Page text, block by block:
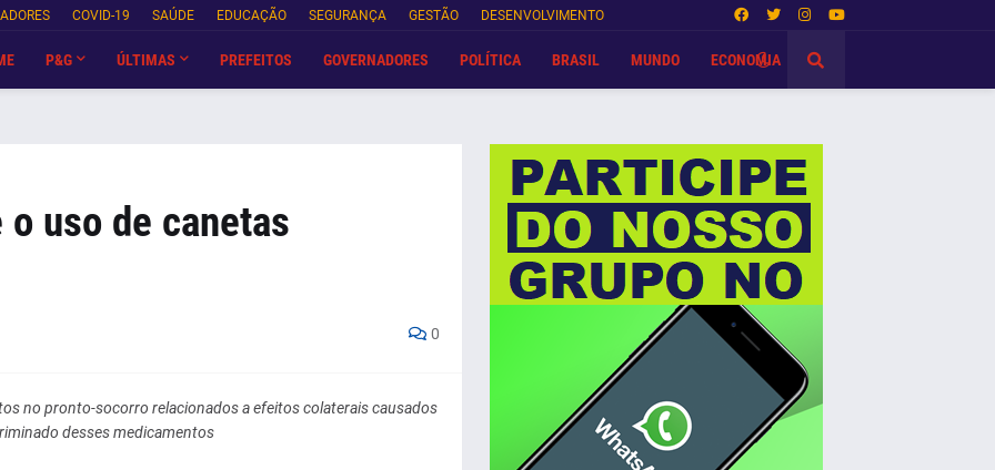
COVID-19 SAÚDE EDUCAÇÃO SEGURANÇA GESTÃO DESENVOLVIMENTO
P&G ÚLTIMAS PREFEITOS GOVERNADORES POLÍTICA BRASIL MUNDO ECONOMIA
uso de canetas
0
no pronto-socorro relacionados a efeitos colaterais causados
desses medicamentos